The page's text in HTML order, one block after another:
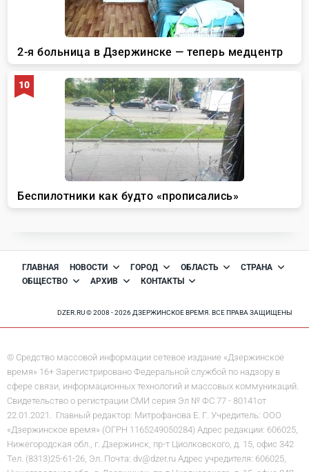
ГЛАВНАЯ НОВОСТИ ГОРОД ОБЛАСТЬ
СТРАНА
ОБЩЕСТВО
АРХИВ КОНТАКТЫ
DZER.RU © 2008 - 2026 ДЗЕРЖИНСКОЕ ВРЕМЯ. ВСЕ ПРАВА ЗАЩИЩЕНЫ
© Средство массовой информации сетевое издание «Дзержинское
время» 16+ Зарегистрировано Федеральной службой по надзору в
сфере связи, информационных технологий и массовых коммуникаций.
Свидетельство о регистрации СМИ серия Эл № ФС 77 - 80141от
22.01.2021. Главный редактор: Митрофанова Е. Г. Учредитель: ООО
«Дзержинское время» (ОГРН 1165249050284) Адрес редакции: 606025,
Нижегородская обл., г. Дзержинск, пр-т Циолковского, д. 15, офис 342
Тел. (8313)25-61-26, Эл. Почта: dv@dzer.ru Адрес учредителя: 606025,